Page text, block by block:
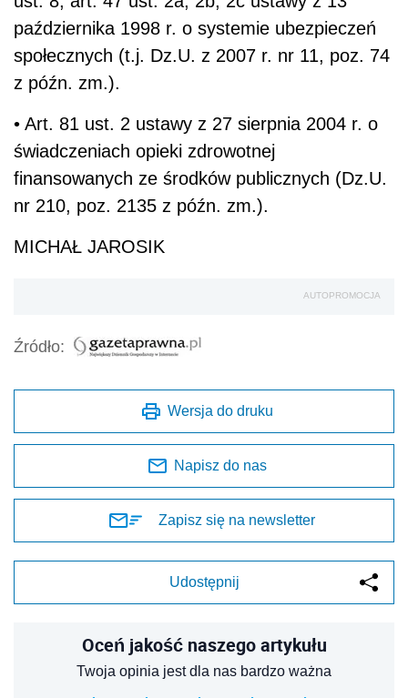
października 1998 r. o systemie ubezpieczeń
społecznych (t.j. Dz.U. z 2007 r. nr 11, poz. 74
z późn. zm.).
• Art. 81 ust. 2 ustawy z 27 sierpnia 2004 r. o
świadczeniach opieki zdrowotnej
finansowanych ze środków publicznych (Dz.U.
nr 210, poz. 2135 z późn. zm.).
MICHAŁ JAROSIK
AUTOPROMOCJA
Źródło:
Wersja do druku
Napisz do nas
Zapisz się na newsletter
Udostępnij
Oceń jakość naszego artykułu
Twoja opinia jest dla nas bardzo ważna